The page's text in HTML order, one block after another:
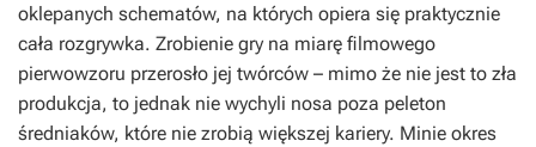
oklepanych schematów, na których opiera się praktycznie
cała rozgrywka. Zrobienie gry na miarę filmowego
pierwowzoru przerosło jej twórców – mimo że nie jest to zła
produkcja, to jednak nie wychyli nosa poza peleton
średniaków, które nie zrobią większej kariery. Minie okres